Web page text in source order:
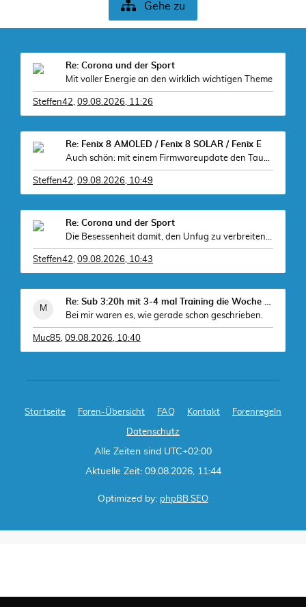
Gehe zu
Re: Corona und der Sport
Mit voller Energie an den wirklich wichtigen Theme
Steffen42, 09.08.2026, 11:26
Re: Fenix 8 AMOLED / Fenix 8 SOLAR / Fenix E
Auch schön: mit einem Firmwareupdate den Tauchsens
Steffen42, 09.08.2026, 10:49
Re: Corona und der Sport
Die Besessenheit damit, den Unfug zu verbreiten, d
Steffen42, 09.08.2026, 10:43
Re: Sub 3:20h mit 3-4 mal Training die Woche machb
Bei mir waren es, wie gerade schon geschrieben.
Muc85, 09.08.2026, 10:40
Startseite Foren-Übersicht FAQ Kontakt Forenregeln
Datenschutz
Alle Zeiten sind UTC+02:00
Aktuelle Zeit: 09.08.2026, 11:44
Optimized by: phpBB SEO